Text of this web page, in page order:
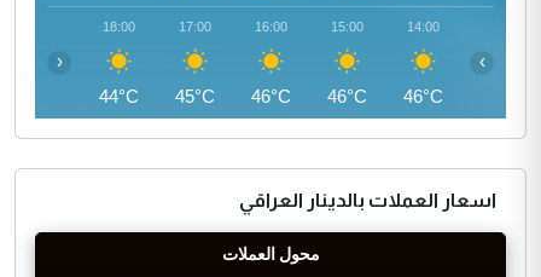
14:00
46°C
15:00
46°C
16:00
46°C
17:00
45°C
18:00
44°C
‹ ›
اسعار العملات بالدينار العراقي